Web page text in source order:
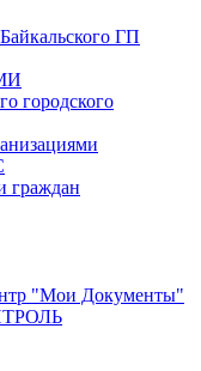
ГП
городского
граждан
"Мои Документы"